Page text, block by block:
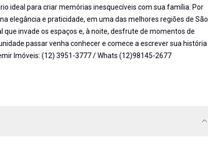
ideal para criar memórias inesquecíveis com sua família. Por
elegância e praticidade, em uma das melhores regiões de São
invade os espaços e, à noite, desfrute de momentos de
passar venha conhecer e comece a escrever sua história
Imóveis: (12) 3951-3777 / Whats (12)98145-2677